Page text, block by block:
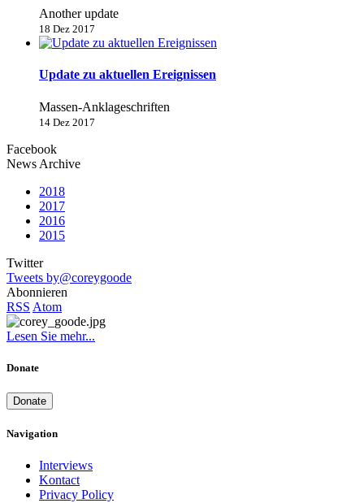
Another update
18 Dez 2017
Update zu aktuellen Ereignissen
Massen-Anklageschriften
14 Dez 2017
Facebook
News Archive
2018
2017
2016
2015
Twitter
Tweets by@coreygoode
Abonnieren
RSS Atom
Lesen Sie mehr...
Donate
Donate
Navigation
Interviews
Kontact
Privacy Policy